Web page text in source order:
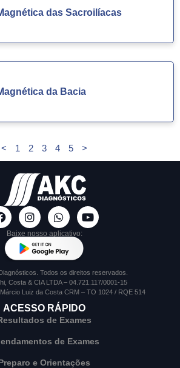
das Sacroilíacas
da Bacia
< 1 2 3 4 5 >
Baixe nosso aplicativo:
Todos os direitos reservados.
Costa & CIA LTDA – 04.721.117/0001-15
Luiz da Costa CRM – TO 1024 / RQE 514
ACESSO RÁPIDO
de Exames
de Exames
e Orientações